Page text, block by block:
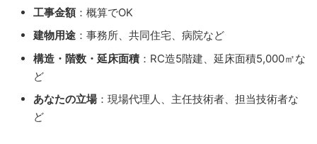
工事金額：概算でOK
建物用途 ：事務所、共同住宅、病院など
構造・階数・延床面積：RC造5階建、延床面積5,000㎡な
ど
あなたの立場：現場代理人、主任技術者、担当技術者な
ど